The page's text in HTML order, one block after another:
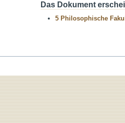
Das Dokument
5 Philosophische